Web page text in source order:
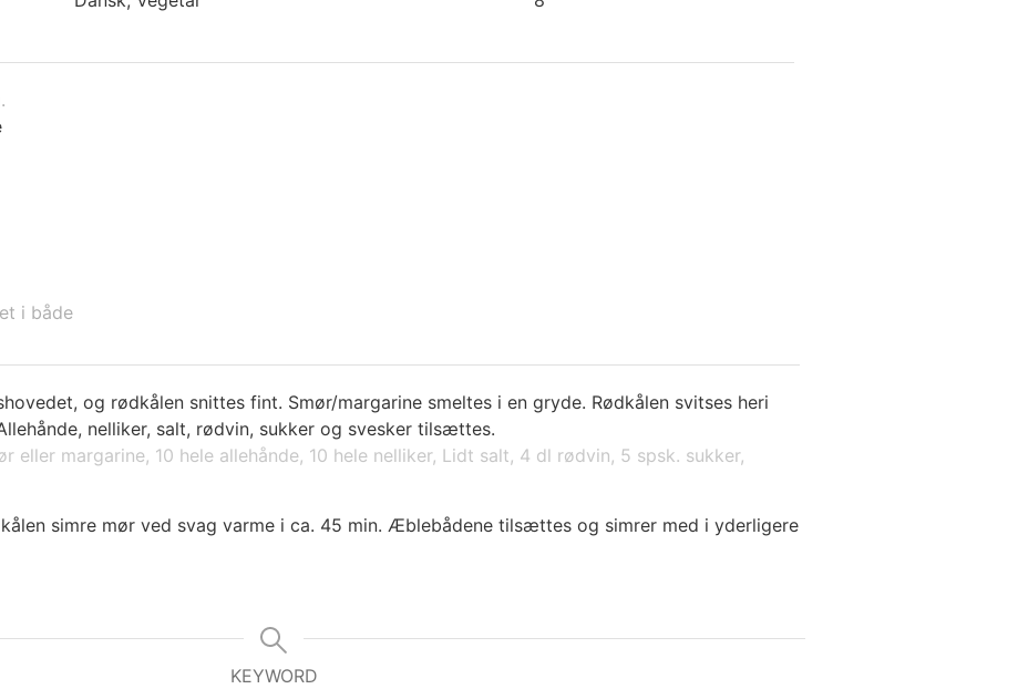
i både
og rødkålen snittes fint. Smør/margarine smeltes i en gryde. Rødkålen svitses heri
nelliker, salt, rødvin, sukker og svesker tilsættes.
eller margarine, 10 hele allehånde, 10 hele nelliker, Lidt salt, 4 dl rødvin, 5 spsk. sukker,
simre mør ved svag varme i ca. 45 min. Æblebådene tilsættes og simrer med i yderligere
KEYWORD